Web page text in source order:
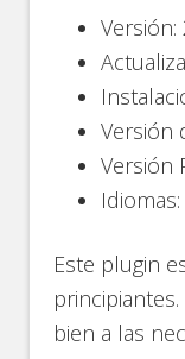
Versión:
Versión
Versión
Este plugin
bien a las